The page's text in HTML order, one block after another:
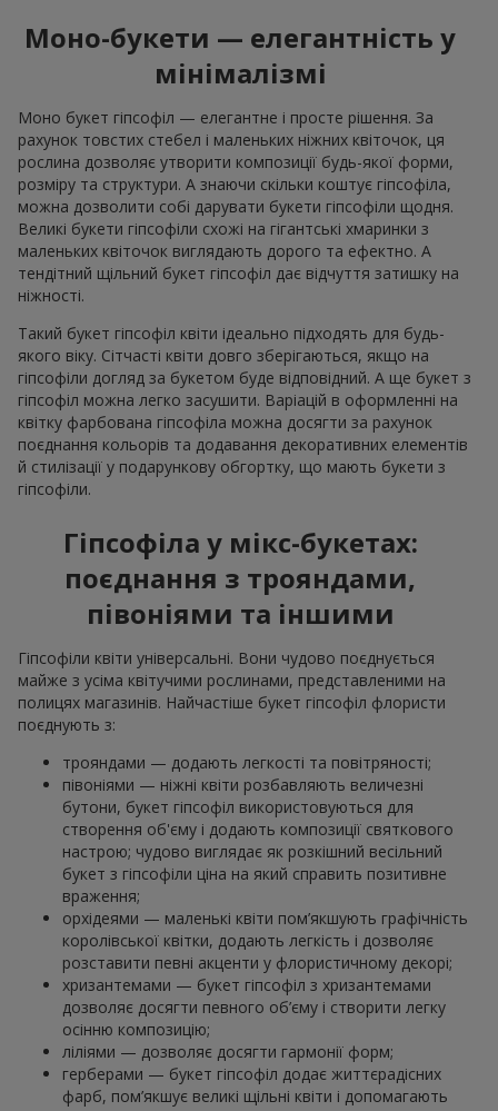
Моно-букети — елегантність у
мінімалізмі
Моно букет гіпсофіл — елегантне і просте рішення. За
рахунок товстих стебел і маленьких ніжних квіточок, ця
рослина дозволяє утворити композиції будь-якої форми,
розміру та структури. А знаючи скільки коштує гіпсофіла,
можна дозволити собі дарувати букети гіпсофіли щодня.
Великі букети гіпсофіли схожі на гігантські хмаринки з
маленьких квіточок виглядають дорого та ефектно. А
тендітний щільний букет гіпсофіл дає відчуття затишку на
ніжності.
Такий букет гіпсофіл квіти ідеально підходять для будь-
якого віку. Сітчасті квіти довго зберігаються, якщо на
гіпсофіли догляд за букетом буде відповідний. А ще букет з
гіпсофіл можна легко засушити. Варіацій в оформленні на
квітку фарбована гіпсофіла можна досягти за рахунок
поєднання кольорів та додавання декоративних елементів
й стилізації у подарункову обгортку, що мають букети з
гіпсофіли.
Гіпсофіла у мікс-букетах:
поєднання з трояндами,
півоніями та іншими
Гіпсофіли квіти універсальні. Вони чудово поєднується
майже з усіма квітучими рослинами, представленими на
полицях магазинів. Найчастіше букет гіпсофіл флористи
поєднують з:
трояндами — додають легкості та повітряності;
півоніями — ніжні квіти розбавляють величезні
бутони, букет гіпсофіл використовуються для
створення об'єму і додають композиції святкового
настрою; чудово виглядає як розкішний весільний
букет з гіпсофіли ціна на який справить позитивне
враження;
орхідеями — маленькі квіти пом’якшують графічність
королівської квітки, додають легкість і дозволяє
розставити певні акценти у флористичному декорі;
хризантемами — букет гіпсофіл з хризантемами
дозволяє досягти певного об’єму і створити легку
осінню композицію;
ліліями — дозволяє досягти гармонії форм;
герберами — букет гіпсофіл додає життєрадісних
фарб, пом’якшує великі щільні квіти і допомагають